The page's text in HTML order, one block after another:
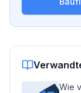
Wie